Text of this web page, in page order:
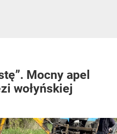
Mocny apel
wołyńskiej